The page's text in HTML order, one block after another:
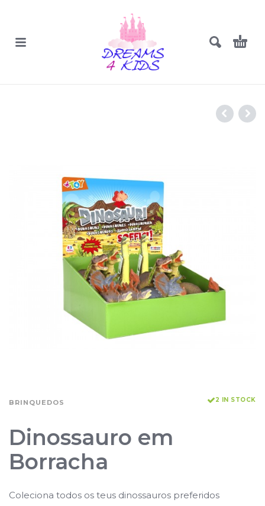
BRINQUEDOS 2 IN STOCK
Dinossauro em
Borracha
Coleciona todos os teus dinossauros preferidos